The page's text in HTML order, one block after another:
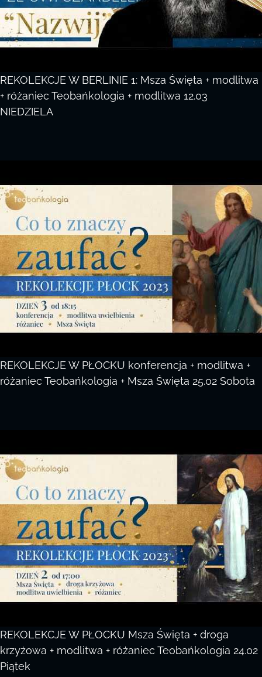
REKOLEKCJE W BERLINIE 1: Msza Święta + modlitwa
+ różaniec Teobańkologia + modlitwa 12.03
NIEDZIELA
REKOLEKCJE W PŁOCKU konferencja + modlitwa +
różaniec Teobańkologia + Msza Święta 25.02 Sobota
REKOLEKCJE W PŁOCKU Msza Święta + droga
krzyżowa + modlitwa + różaniec Teobańkologia 24.02
Piątek